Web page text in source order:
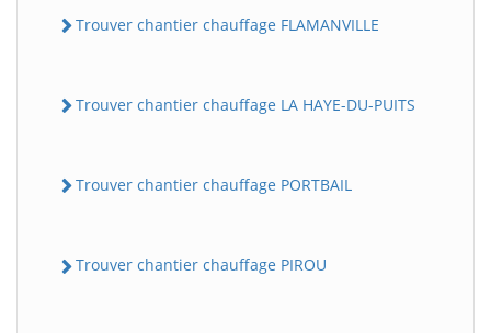
Trouver chantier chauffage FLAMANVILLE
Trouver chantier chauffage LA HAYE-DU-PUITS
Trouver chantier chauffage PORTBAIL
Trouver chantier chauffage PIROU